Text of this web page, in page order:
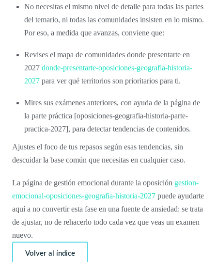
No necesitas el mismo nivel de detalle para todas las partes
del temario, ni todas las comunidades insisten en lo mismo.
Por eso, a medida que avanzas, conviene que:
Revises el mapa de comunidades donde presentarte en
2027 donde-presentarte-oposiciones-geografia-historia-
2027 para ver qué territorios son prioritarios para ti.
Mires sus exámenes anteriores, con ayuda de la página de
la parte práctica [oposiciones-geografia-historia-parte-
practica-2027], para detectar tendencias de contenidos.
Ajustes el foco de tus repasos según esas tendencias, sin
descuidar la base común que necesitas en cualquier caso.
La página de gestión emocional durante la oposición gestion-
emocional-oposiciones-geografia-historia-2027 puede ayudarte
aquí a no convertir esta fase en una fuente de ansiedad: se trata
de ajustar, no de rehacerlo todo cada vez que veas un examen
nuevo.
Volver al índice